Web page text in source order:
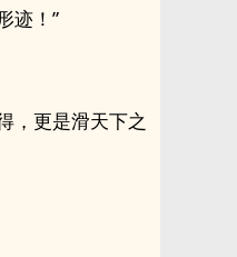
迹！”
，更是滑天下之